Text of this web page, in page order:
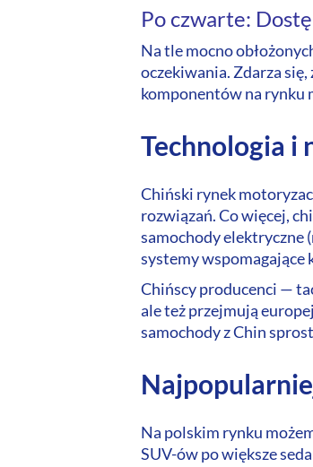
Po czwarte:
Na tle mocno
oczekiwania. Zdarza się,
komponentów na rynku
Technologia i
Chiński rynek
rozwiązań. Co więcej,
samochody elektryczne
systemy wspomagające
Chińscy producenci —
ale też przejmują
samochody z Chin
Na polskim rynku
SUV-ów po większe